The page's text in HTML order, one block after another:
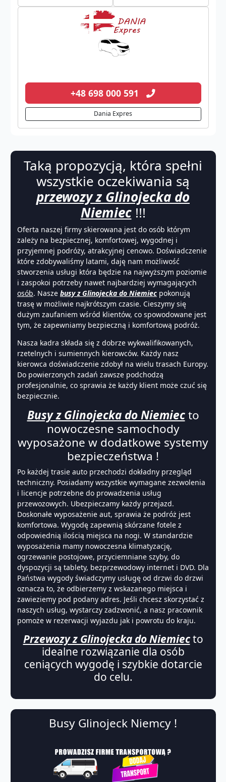
+48 698 000 591
Dania Expres
Taką propozycją, która spełni
wszystkie oczekiwania są
przewozy z Glinojecka do
Niemiec!!!
Oferta naszej firmy skierowana jest do osób którym
zależy na bezpiecznej, komfortowej, wygodnej i
przyjemnej podróży, atrakcyjnej cenowo. Doświadczenie
które zdobywaliśmy latami, daję nam możliwość
stworzenia usługi która będzie na najwyższym poziomie
i zaspokoi potrzeby nawet najbardziej wymagających
osób. Nasze busy z Glinojecka do Niemiec pokonują
trasę w możliwie najkrótszym czasie. Cieszymy się
dużym zaufaniem wśród klientów, co spowodowane jest
tym, że zapewniamy bezpieczną i komfortową podróż.
Nasza kadra składa się z dobrze wykwalifikowanych,
rzetelnych i sumiennych kierowców. Każdy nasz
kierowca doświadczenie zdobył na wielu trasach Europy.
Do powierzonych zadań zawsze podchodzą
profesjonalnie, co sprawia że każdy klient może czuć się
bezpiecznie.
Busy z Glinojecka do Niemiecto
nowoczesne samochody
wyposażone w dodatkowe systemy
bezpieczeństwa !
Po każdej trasie auto przechodzi dokładny przegląd
techniczny. Posiadamy wszystkie wymagane zezwolenia
i licencje potrzebne do prowadzenia usług
przewozowych. Ubezpieczamy każdy przejazd.
Doskonałe wyposażenie aut, sprawia że podróż jest
komfortowa. Wygodę zapewnią skórzane fotele z
odpowiednią ilością miejsca na nogi. W standardzie
wyposażenia mamy nowoczesna klimatyzację,
ogrzewanie postojowe, przyciemniane szyby, do
dyspozycji są tablety, bezprzewodowy internet i DVD. Dla
Państwa wygody świadczymy usługę od drzwi do drzwi
oznacza to, że odbierzemy z wskazanego miejsca i
zawieziemy pod podany adres. Jeśli chcesz skorzystać z
naszych usług, wystarczy zadzwonić, a nasz pracownik
pomoże w rezerwacji wyjazdu jak i powrotu do kraju.
Przewozy z Glinojecka do Niemiecto
idealne rozwiązanie dla osób
ceniących wygodę i szybkie dotarcie
do celu.
Busy Glinojeck Niemcy !